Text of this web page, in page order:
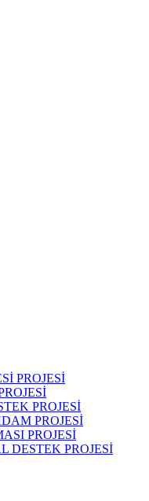
PROJESİ
PROJESİ
PROJESİ
PROJESİ
DESTEK PROJESİ